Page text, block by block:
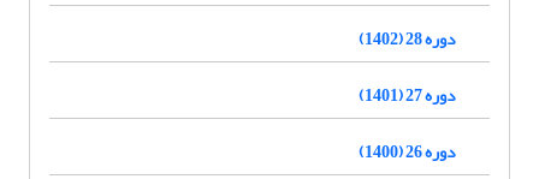
دوره 28 (1402)
دوره 27 (1401)
دوره 26 (1400)